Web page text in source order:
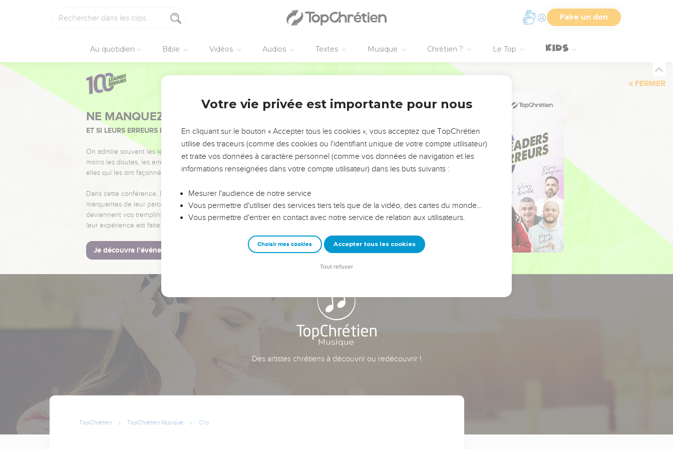
Faire un don
Au quotidien Bible Vidéos Audios Textes Musique Chrétien ? Le Top
FERMER
NE MANQUEZ PAS L’ÉVÉNEMENT DE L’ANNÉE !
ET SI LEURS ERREURS POUVAIENT VOUS ÉVITER LES VOTRES ?
On admire souvent les leaders pour leurs réussites, leur impact, leur foi ou leur vision. Mais on voit
moins les doutes, les erreurs et les saisons difficiles qu'ils ont traversés, alors même que ce sont
elles qui les ont façonnés.
Dans cette conférence, leaders, entrepreneurs, et responsables reviennent sur les erreurs
marquantes de leur parcours et les clés pour avancer avec plus de sagesse afin que leurs erreurs
deviennent vos tremplins. Que vous guidiez un ministère, une équipe, un groupe ou une famille,
leur expérience est faite pour vous.
Je découvre l’événement
Des artistes chrétiens à découvrir ou redécouvrir !
TopChrétien TopChrétien Musique Clip
Votre vie privée est importante pour nous
En cliquant sur le bouton « Accepter tous les cookies », vous acceptez que TopChrétien
utilise des traceurs (comme des cookies ou l'identifiant unique de votre compte utilisateur)
et traite vos données à caractère personnel (comme vos données de navigation et les
informations renseignées dans votre compte utilisateur) dans les buts suivants :
Mesurer l'audience de notre service
Vous permettre d'utiliser des services tiers tels que de la vidéo, des cartes du monde…
Vous permettre d'entrer en contact avec notre service de relation aux utilisateurs.
Choisir mes cookies Accepter tous les cookies
Tout refuser